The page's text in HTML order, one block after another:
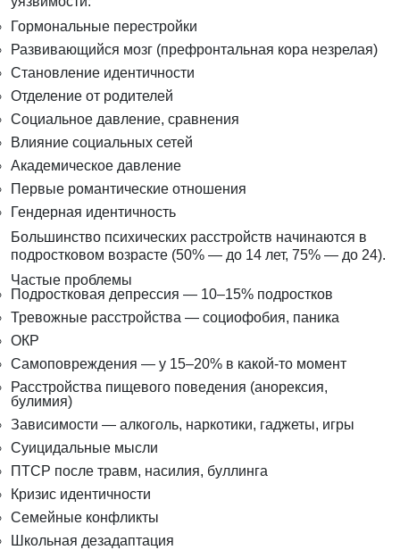
Гормональные перестройки
Развивающийся мозг (префронтальная кора незрелая)
Становление идентичности
Отделение от родителей
Социальное давление, сравнения
Влияние социальных сетей
Академическое давление
Первые романтические отношения
Гендерная идентичность
Большинство психических расстройств начинаются в
подростковом возрасте (50% — до 14 лет, 75% — до 24).
Частые проблемы
Подростковая депрессия — 10–15% подростков
Тревожные расстройства — социофобия, паника
ОКР
Самоповреждения — у 15–20% в какой-то момент
Расстройства пищевого поведения (анорексия,
булимия)
Зависимости — алкоголь, наркотики, гаджеты, игры
Суицидальные мысли
ПТСР после травм, насилия, буллинга
Кризис идентичности
Семейные конфликты
Школьная дезадаптация